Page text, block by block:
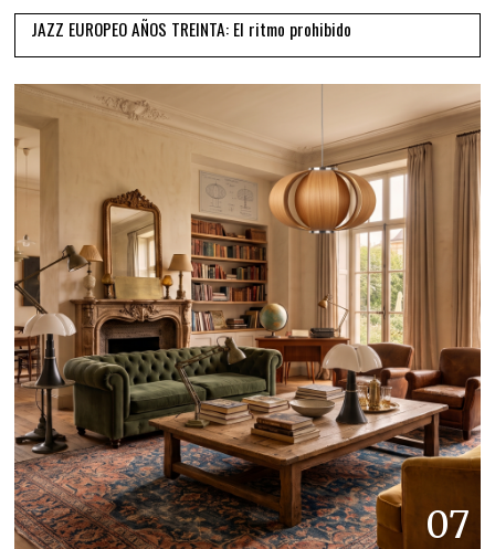
JAZZ EUROPEO AÑOS TREINTA: El ritmo prohibido
07